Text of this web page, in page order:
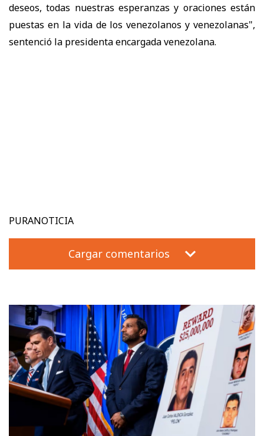
deseos, todas nuestras esperanzas y oraciones están
puestas en la vida de los venezolanos y venezolanas",
sentenció la presidenta encargada venezolana.
PURANOTICIA
Cargar comentarios